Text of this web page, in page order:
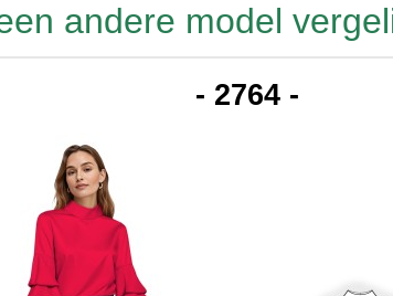
andere model
- 2764 -